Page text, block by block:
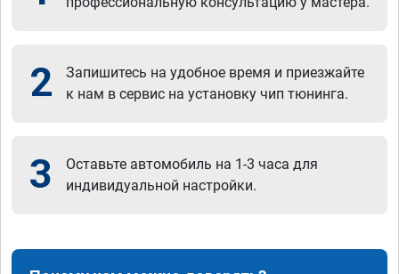
2
Запишитесь на удобное время и приезжайте
к нам в сервис на установку чип тюнинга.
3
Оставьте автомобиль на 1-3 часа для
индивидуальной настройки.